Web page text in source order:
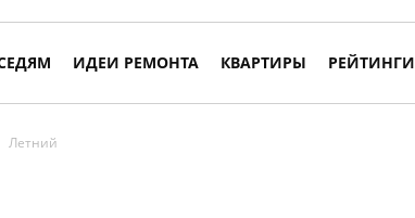
ИДЕИ РЕМОНТА КВАРТИРЫ РЕЙТИНГИ
Летний